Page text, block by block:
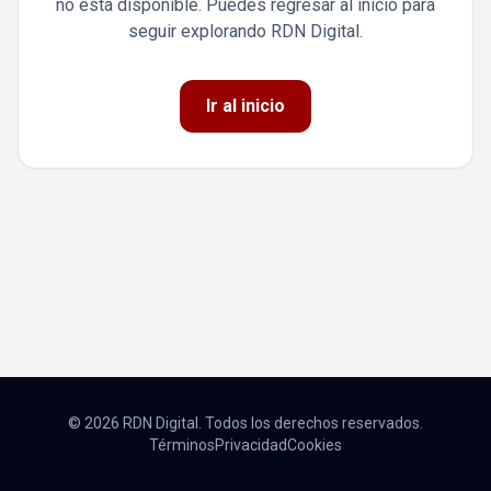
no está disponible. Puedes regresar al inicio para
seguir explorando RDN Digital.
Ir al inicio
© 2026 RDN Digital. Todos los derechos reservados.
TérminosPrivacidadCookies